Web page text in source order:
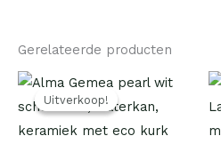
Gerelateerde producten
Uitverkoop!
Uitverkoop!
Oorspronkelijke
prijs
was:
€ 42,00.
Huidige
prijs
is:
€ 21,95.